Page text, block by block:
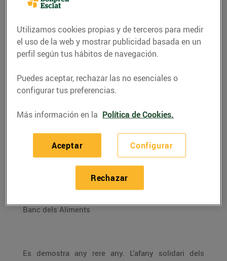
La solidaritat dels
ciutadans no té límits
10/noviembre/2015
Banc dels Aliments
Es demostra any rere any. L’afany solidari dels
Utilizamos cookies propias y de terceros para medir
el uso de la web y mostrar publicidad basada en un
perfil según tus hábitos de navegación.
Puedes aceptar, rechazar las no esenciales o
configurar tus preferencias.
Más información en la Política de Cookies.
Configurar
Rechazar
Aceptar